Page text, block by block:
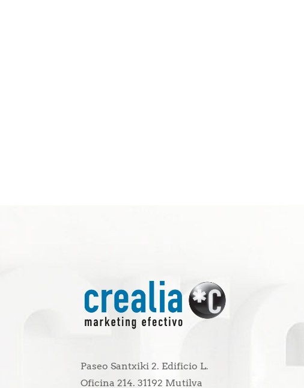
Paseo Santxiki 2. Edificio L.
Oficina 214. 31192 Mutilva